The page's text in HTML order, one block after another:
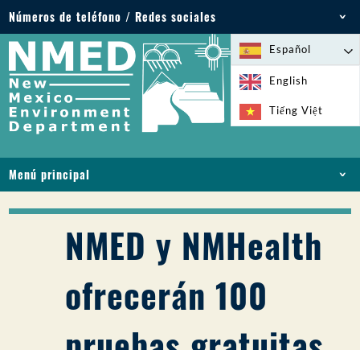
Números de teléfono / Redes sociales
Teléfono: 505-827-2855
1-800-219-6157
Emergencias medioambientales: 505-827-9329
(24 horas)
Español
English
Tiếng Việt
Menú principal
LICENCIAS Y PERMISOS
CUMPLIMIENTO Y EJECUCIÓN
PFAS EN NM
FINANCIACIÓN
SERVICIOS EN LÍNEA
NMED y NMHealth
ofrecerán 100